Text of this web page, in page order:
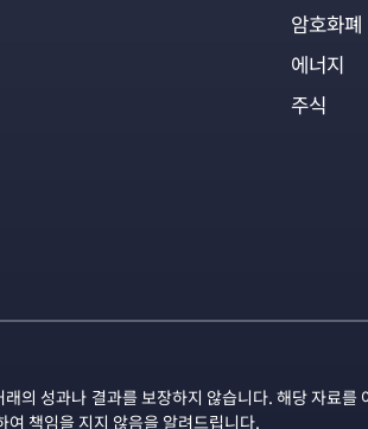
암호화폐
에너지
주식
의 성과나 결과를 보장하지 않습니다. 해당 자료
여 책임을 지지 않음을 알려드립니다.